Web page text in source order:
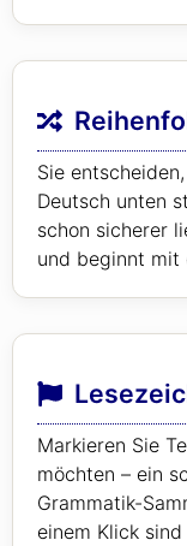
Sie
Deutsch unten
schon sicherer
und beginnt mit
Markieren Sie
möchten – ein
Grammatik-
einem Klick